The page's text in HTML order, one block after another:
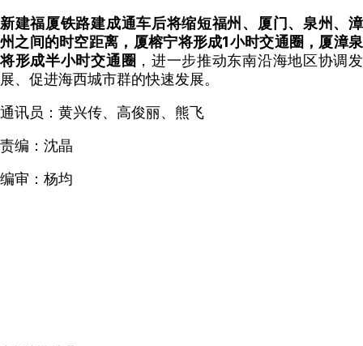
新建福厦铁路建成通车后将缩短福州、厦门、泉州、漳
州之间的时空距离，厦榕宁将形成1小时交通圈，厦漳泉
将形成半小时交通圈 ，进一步推动东南沿海地区协调发
展、促进海西城市群的快速发展。
通讯员：黄兴传、高俊丽、熊飞
责编：沈晶
编审：杨均